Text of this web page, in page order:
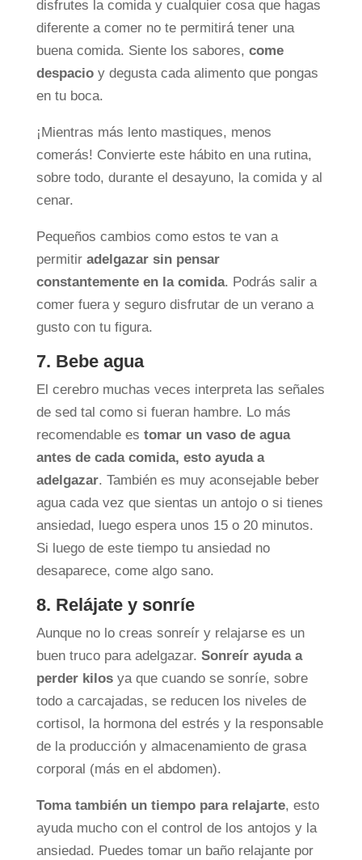
disfrutes la comida y cualquier cosa que hagas
diferente a comer no te permitirá tener una
buena comida. Siente los sabores, come
despacioy degusta cada alimento que pongas
en tu boca.
¡Mientras más lento mastiques, menos
comerás! Convierte este hábito en una rutina,
sobre todo, durante el desayuno, la comida y al
cenar.
Pequeños cambios como estos te van a
permitir adelgazar sin pensar
constantemente en la comida. Podrás salir a
comer fuera y seguro disfrutar de un verano a
gusto con tu figura.
7. Bebe agua
El cerebro muchas veces interpreta las señales
de sed tal como si fueran hambre. Lo más
recomendable es tomar un vaso de agua
antes de cada comida, esto ayuda a
adelgazar. También es muy aconsejable beber
agua cada vez que sientas un antojo o si tienes
ansiedad, luego espera unos 15 o 20 minutos.
Si luego de este tiempo tu ansiedad no
desaparece, come algo sano.
8. Relájate y sonríe
Aunque no lo creas sonreír y relajarse es un
buen truco para adelgazar. Sonreír ayuda a
perder kilos ya que cuando se sonríe, sobre
todo a carcajadas, se reducen los niveles de
cortisol, la hormona del estrés y la responsable
de la producción y almacenamiento de grasa
corporal (más en el abdomen).
Toma también un tiempo para relajarte, esto
ayuda mucho con el control de los antojos y la
ansiedad. Puedes tomar un baño relajante por